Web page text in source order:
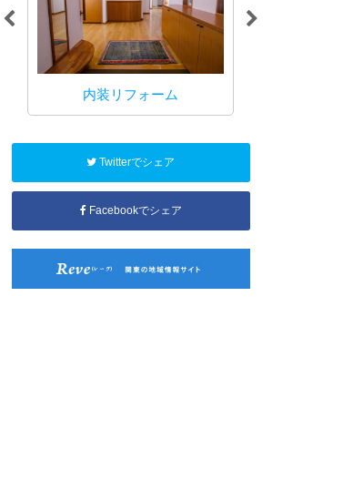
内装リフォーム
Twitterでシェア
Facebookでシェア